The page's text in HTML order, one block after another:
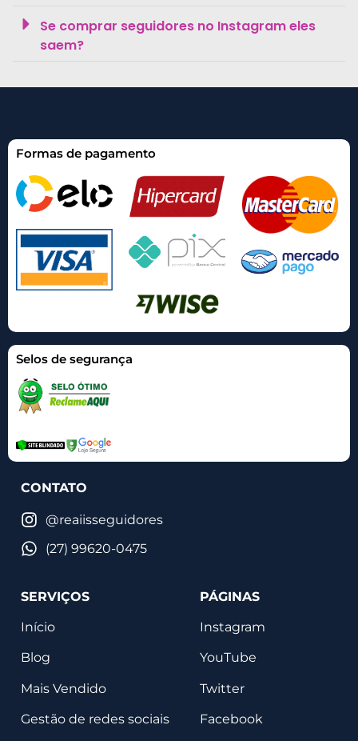
Se comprar seguidores no Instagram eles
saem?
Formas de pagamento
Selos de segurança
CONTATO
@reaiisseguidores
(27) 99620-0475
SERVIÇOS
Início
Blog
Mais Vendido
Gestão de redes sociais
PÁGINAS
Instagram
YouTube
Twitter
Facebook